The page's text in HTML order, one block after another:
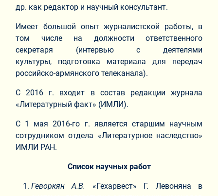
др. как редактор и научный консультант.
Имеет большой опыт журналистской работы, в
том числе на должности ответственного
секретаря (интервью с деятелями
культуры, подготовка материала для передач
российско-армянского телеканала).
С 2016 г. входит в состав редакции журнала
«Литературный факт» (ИМЛИ).
С 1 мая 2016-го г. является старшим научным
сотрудником отдела «Литературное наследство»
ИМЛИ РАН.
Список научных работ
Геворкян А.В.
«Гехарвест» Г. Левоняна в